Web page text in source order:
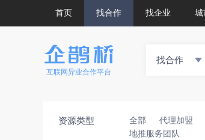
首页 找合作 找企业 城
互联网异业合作平台
找合作
资源类型 全部 代理加盟
地推服务团队